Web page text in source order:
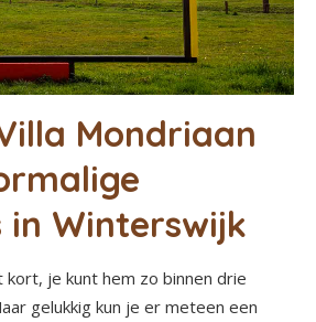
Mondriaan
in Winterswijk
kort, je kunt hem zo binnen drie
gelukkig kun je er meteen een